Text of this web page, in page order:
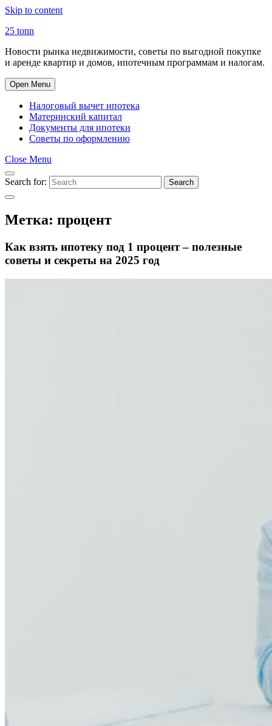
Skip to content
25 tonn
Новости рынка недвижимости, советы по выгодной покупке
и аренде квартир и домов, ипотечным программам и налогам.
Open Menu
Налоговый вычет ипотека
Материнский капитал
Документы для ипотеки
Советы по оформлению
Close Menu
Search for: Search
Метка: процент
Как взять ипотеку под 1 процент – полезные
советы и секреты на 2025 год